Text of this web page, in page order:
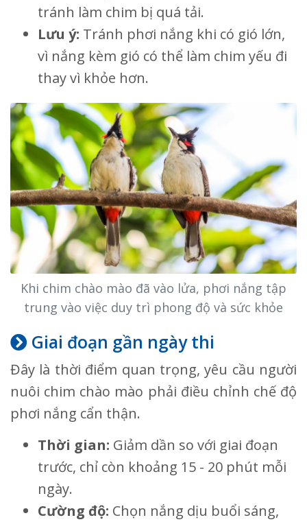
tránh làm chim bị quá tải.
Lưu ý: Tránh phơi nắng khi có gió lớn,
vì nắng kèm gió có thể làm chim yếu đi
thay vì khỏe hơn.
Khi chim chào mào đã vào lửa, phơi nắng tập
trung vào việc duy trì phong độ và sức khỏe
Giai đoạn gần ngày thi
Đây là thời điểm quan trọng, yêu cầu người
nuôi chim chào mào phải điều chỉnh chế độ
phơi nắng cẩn thận.
Thời gian: Giảm dần so với giai đoạn
trước, chỉ còn khoảng 15 - 20 phút mỗi
ngày.
Cường độ: Chọn nắng dịu buổi sáng,